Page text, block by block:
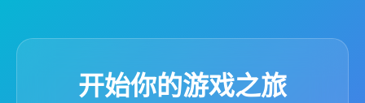
开始你的游戏之旅